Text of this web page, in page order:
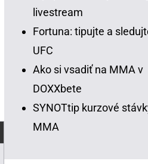
livestream
Fortuna: tipujte a
UFC
Ako si vsadiť na MMA v
DOXXbete
SYNOTtip kurzové
MMA